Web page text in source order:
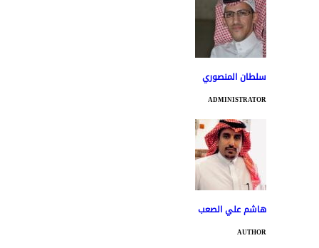
سلطان المنصوري
ADMINISTRATOR
هاشم علي الصعب
AUTHOR